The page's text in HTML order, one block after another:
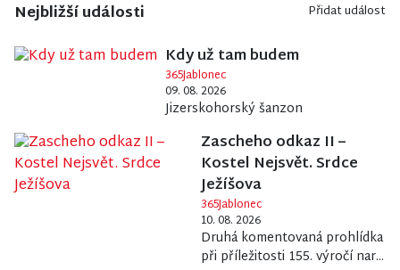
Nejbližší události Přidat událost
Kdy už tam budem
365Jablonec
09. 08. 2026
Jizerskohorský šanzon
Zascheho odkaz II –
Kostel Nejsvět. Srdce
Ježíšova
365Jablonec
10. 08. 2026
Druhá komentovaná prohlídka
při příležitosti 155. výročí nar...